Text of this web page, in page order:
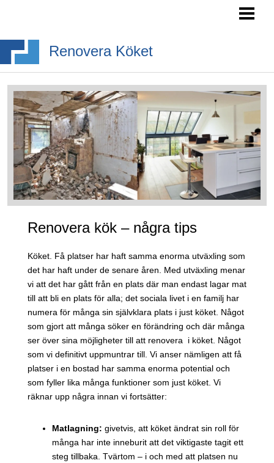
INREDA KÖK
BYGGA KÖKSÖ
KÖKSSTILAR
BLOGG
Renovera Köket
Renovera kök – några tips
Köket. Få platser har haft samma enorma utväxling som
det har haft under de senare åren. Med utväxling menar
vi att det har gått från en plats där man endast lagar mat
till att bli en plats för alla; det sociala livet i en familj har
numera för många sin självklara plats i just köket. Något
som gjort att många söker en förändring och där många
ser över sina möjligheter till att renovera i köket. Något
som vi definitivt uppmuntrar till. Vi anser nämligen att få
platser i en bostad har samma enorma potential och
som fyller lika många funktioner som just köket. Vi
räknar upp några innan vi fortsätter:
Matlagning: givetvis, att köket ändrat sin roll för
många har inte inneburit att det viktigaste tagit ett
steg tillbaka. Tvärtom – i och med att platsen nu